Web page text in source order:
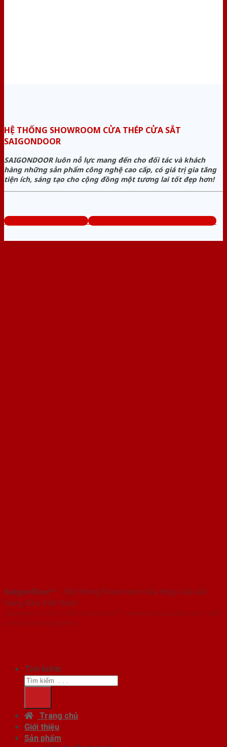
HỆ THỐNG SHOWROOM CỬA THÉP CỬA SẮT
SAIGONDOOR
SAIGONDOOR luôn nỗ lực mang đến cho đối tác và khách
hàng những sản phẩm công nghệ cao cấp, có giá trị gia tăng
tiện ích, sáng tạo cho cộng đồng một tương lai tốt đẹp hơn!
www.cuathepcuasat.com Tổng đài tư vấn miễn phí: 0824.400.400
SaigonDoor™ - Hệ thống Showroom cửa thép cửa sắt
hàng đầu Việt Nam
Copyright ⓒ 2016 – 2026 SaigonDoor™ - www.cuathepcuasat.com | Đơn
vị chủ quản SaigonDoor
Tìm kiếm:
Trang chủ
Giới thiệu
Sản phẩm